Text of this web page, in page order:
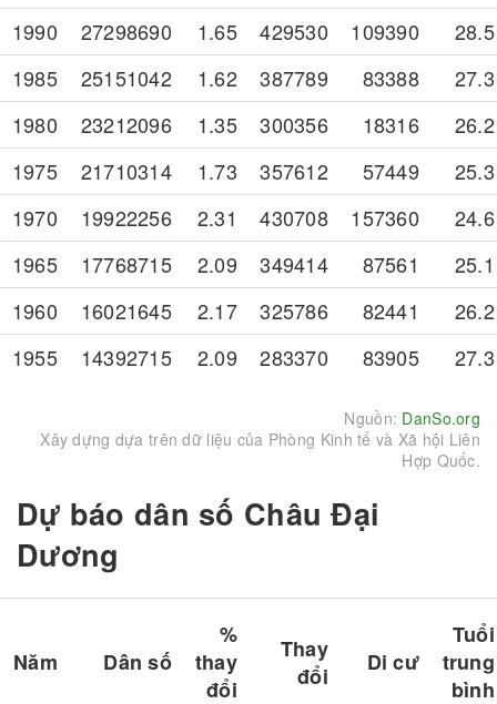
1990
27298690 1.65 429530 109390
28.5
1985
25151042 1.62 387789 83388
27.3
1980
23212096 1.35 300356 18316
26.2
1975
21710314 1.73 357612 57449
25.3
1970
19922256 2.31 430708 157360
24.6
1965
17768715 2.09 349414 87561
25.1
1960
16021645 2.17 325786 82441
26.2
1955
14392715 2.09 283370 83905 27.3
Nguồn: DanSo.org
Xây dựng dựa trên dữ liệu của Phòng Kinh tế và Xã hội Liên
Hợp Quốc.
Dự báo dân số Châu Đại
Dương
Năm Dân số
%
thay
đổi
Thay
đổi
Di cư
Tuổi
trung
bình